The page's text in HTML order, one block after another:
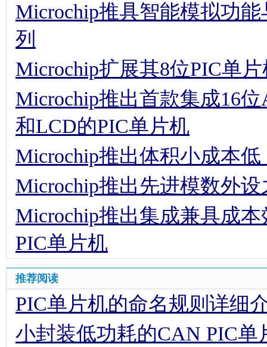
Microchip推具智能模拟功
列
Microchip扩展其8位PIC单
Microchip推出首款集成16
和LCD的PIC单片机
Microchip推出体积小成本
Microchip推出先进模数外
Microchip推出集成兼具成
PIC单片机
推荐阅读
PIC单片机的命名规则详细
小封装低功耗的CAN PIC单